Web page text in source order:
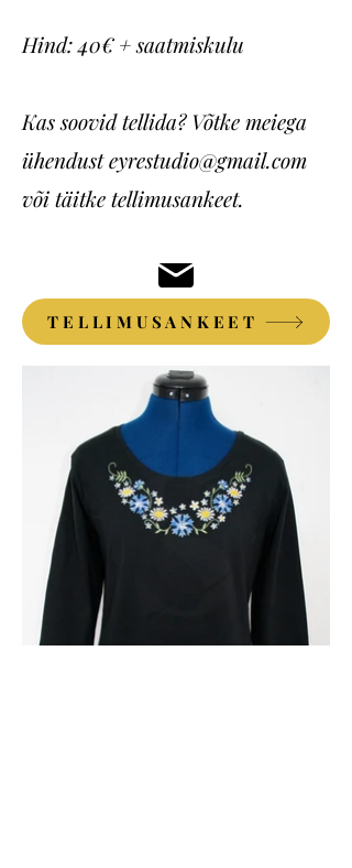
Hind: 40€ + saatmiskulu
Kas soovid tellida? Võtke meiega
ühendusteyrestudio@gmail.com
või täitke tellimusankeet.
TELLIMUSANKEET